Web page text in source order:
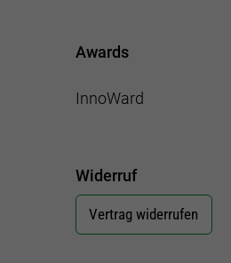
Awards
InnoWard
Widerruf
Vertrag widerrufen